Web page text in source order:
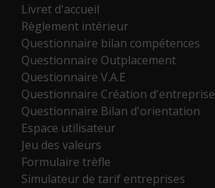
Livret d'accueil
Règlement intérieur
Questionnaire bilan compétences
Questionnaire Outplacement
Questionnaire V.A.E
Questionnaire Création d'entreprise
Questionnaire Bilan d'orientation
Espace utilisateur
Jeu des valeurs
Formulaire trèfle
Simulateur de tarif entreprises